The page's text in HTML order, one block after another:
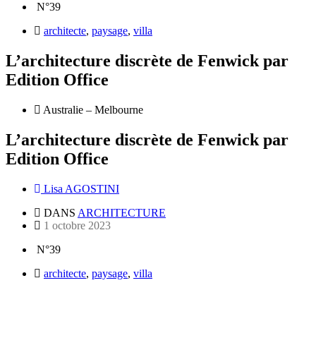
N°39
architecte, paysage, villa
L’architecture discrète de Fenwick par
Edition Office
Australie – Melbourne
L’architecture discrète de Fenwick par
Edition Office
Lisa AGOSTINI
DANS ARCHITECTURE
1 octobre 2023
N°39
architecte, paysage, villa